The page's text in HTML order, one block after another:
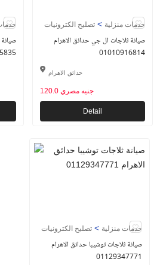
خدمات منزلية > تصليح الكترونيات
صيانة ثلاجات ال جي حدائق الاهرام
01010916814
حدائق الاهرام
120.0 جنيه مصري
Detail
خدمات منزلية > تصليح الكترونيات
صيانة ثلاجات توشيبا حدائق الاهرام
01129347771